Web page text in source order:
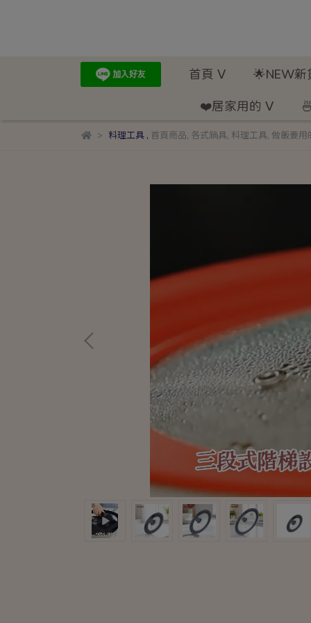
首頁 ᐯ 🌟NEW新
❤️居家用的 ᐯ
料理工具, 首頁商品, 各式鍋具, 料理工具, 做飯要用